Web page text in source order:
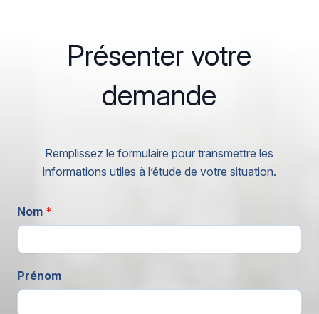
Présenter votre
demande
Remplissez le formulaire pour transmettre les
informations utiles à l’étude de votre situation.
Nom *
Prénom